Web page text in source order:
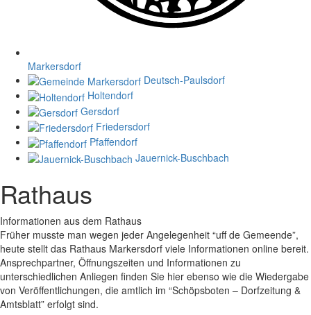
Markersdorf
Deutsch-Paulsdorf
Holtendorf
Gersdorf
Friedersdorf
Pfaffendorf
Jauernick-Buschbach
Rathaus
Informationen aus dem Rathaus
Früher musste man wegen jeder Angelegenheit “uff de Gemeende”,
heute stellt das Rathaus Markersdorf viele Informationen online bereit.
Ansprechpartner, Öffnungszeiten und Informationen zu
unterschiedlichen Anliegen finden Sie hier ebenso wie die Wiedergabe
von Veröffentlichungen, die amtlich im “Schöpsboten – Dorfzeitung &
Amtsblatt” erfolgt sind.